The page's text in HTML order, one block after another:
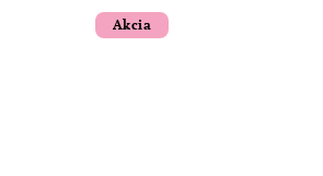
Akcia